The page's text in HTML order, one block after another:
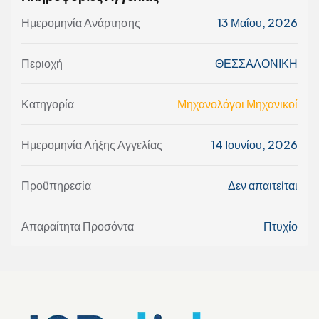
Ημερομηνία Ανάρτησης 13 Μαΐου, 2026
Περιοχή ΘΕΣΣΑΛΟΝΙΚΗ
Κατηγορία Μηχανολόγοι Μηχανικοί
Ημερομηνία Λήξης Αγγελίας 14 Ιουνίου, 2026
Προϋπηρεσία Δεν απαιτείται
Απαραίτητα Προσόντα Πτυχίο